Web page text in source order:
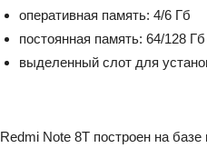
оперативная память: 4/6 Гб
постоянная память: 64/128 Гб
выделенный слот для
Redmi Note 8T построен на